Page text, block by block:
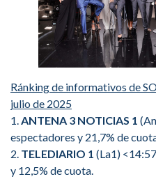
Ránking de informativos de
julio de 2025
1.ANTENA 3 NOTICIAS 1
espectadores y 21,7% de
2. TELEDIARIO 1 (La1)
y 12,5% de cuota.